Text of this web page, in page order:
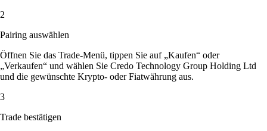
2
Pairing auswählen
Öffnen Sie das Trade-Menü, tippen Sie auf „Kaufen“ oder
„Verkaufen“ und wählen Sie Credo Technology Group Holding Ltd
und die gewünschte Krypto- oder Fiatwährung aus.
3
Trade bestätigen